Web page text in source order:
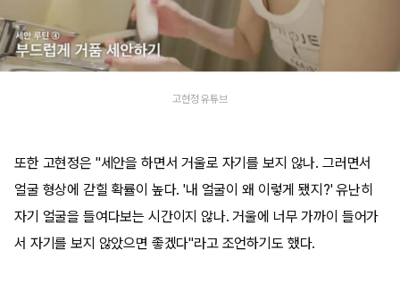
고현정 유튜브
또한 고현정은 "세안을 하면서 거울로 자기를 보지 않나. 그러면서
얼굴 형상에 갇힐 확률이 높다. '내 얼굴이 왜 이렇게 됐지?' 유난히
자기 얼굴을 들여다보는 시간이지 않나. 거울에 너무 가까이 들어가
서 자기를 보지 않았으면 좋겠다"라고 조언하기도 했다.